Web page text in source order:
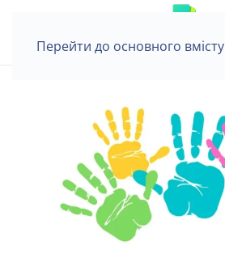
Перейти до основного вмісту